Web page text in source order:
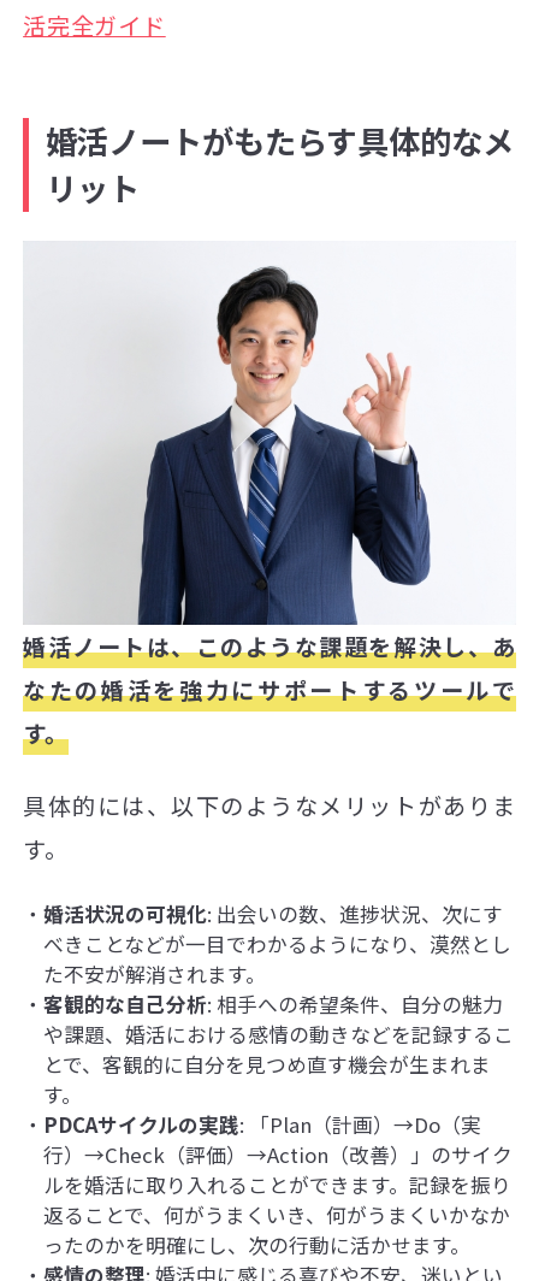
活完全ガイド
婚活ノートがもたらす具体的なメ
リット
婚活ノートは、このような課題を解決し、あ
なたの婚活を強力にサポートするツールで
す。
具体的には、以下のようなメリットがありま
す。
婚活状況の可視化: 出会いの数、進捗状況、次にす
べきことなどが一目でわかるようになり、漠然とし
た不安が解消されます。
客観的な自己分析: 相手への希望条件、自分の魅力
や課題、婚活における感情の動きなどを記録するこ
とで、客観的に自分を見つめ直す機会が生まれま
す。
PDCAサイクルの実践: 「Plan（計画）→Do（実
行）→Check（評価）→Action（改善）」のサイク
ルを婚活に取り入れることができます。記録を振り
返ることで、何がうまくいき、何がうまくいかなか
ったのかを明確にし、次の行動に活かせます。
感情の整理: 婚活中に感じる喜びや不安、迷いとい